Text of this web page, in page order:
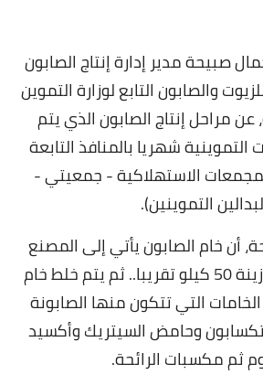
مدير إدارة إنتاج الصابون
والصابون التابع لوزارة التموين
عن مراحل إنتاج الصابون الذي يتم
شهريا بالمنافذ التابعة
الاستهلاكية - جمعيتي -
التموينين).
أن خام الصابون يأتي إلى المصنع
في شكائر مغلقة زينة 50 كيلو تقريبا.. ثم يتم خلط خام
التي تتكون منها الصابونة
وحامض السيتريك وأكسيد
ثم مكسبات الرائحة.